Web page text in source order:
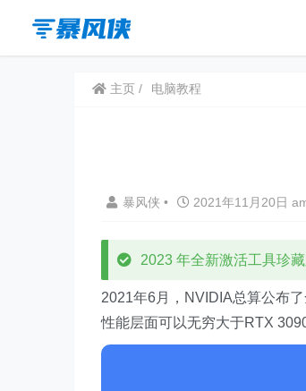
主页 电脑教程
暴风侠 • 2021年11月20日
2023 年全新激活工具珍
2021年6月，NVIDIA总算公布
性能层面可以无穷大于RTX